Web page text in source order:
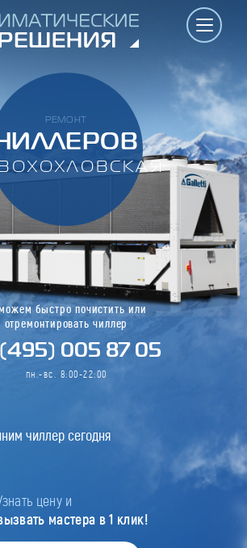
РЕМОНТ
быстро почистить или
отремонтировать чиллер
005 87 05
пн.-вс. 8:00-22:00
чиллер сегодня
цену и
мастера в 1 клик!